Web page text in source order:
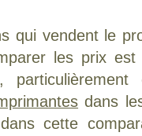
qui vendent le
les prix
dans
cette